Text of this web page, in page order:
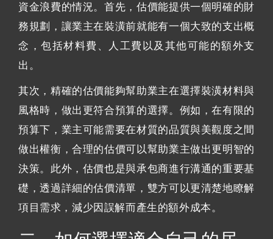
資金浪費的情況。首先，估價能提供一個明確的財
務規劃，讓業主在裝潢前就能有一個大致的支出概
念，包括材料費、人工費以及其他可能的額外支
出。
其次，精確的估價能夠幫助業主在選擇裝潢材料與
風格時，做出更符合預算的選擇。例如，在有限的
預算下，業主可能需要在材質的品質與美觀度之間
做出權衡，合理的估價可以幫助業主做出更明智的
決策。此外，估價也是與承包商進行溝通的重要基
礎，透過詳細的估價清單，雙方可以更清楚地瞭解
項目需求，減少因誤解而產生的額外成本。